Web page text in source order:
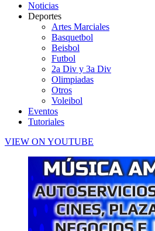
Noticias
Deportes
Artes Marciales
Basquetbol
Beisbol
Futbol
2a Div y 3a Div
Olimpiadas
Otros
Voleibol
Eventos
Tutoriales
VIEW ON YOUTUBE